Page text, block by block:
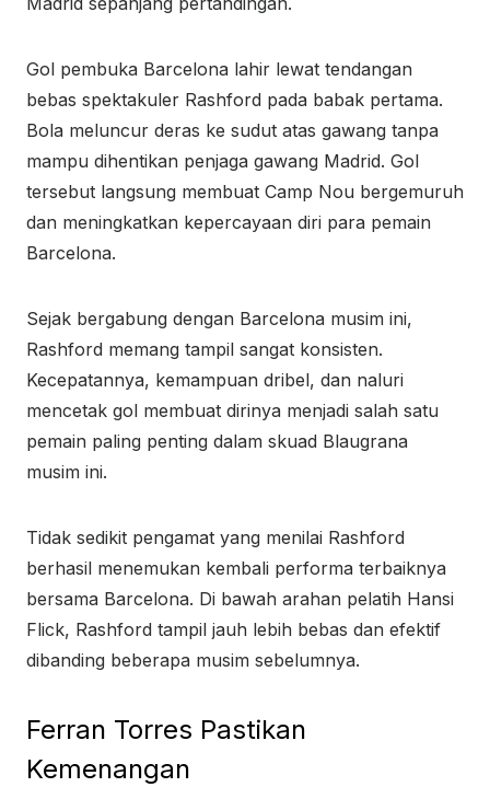
Gol pembuka Barcelona lahir lewat tendangan
bebas spektakuler Rashford pada babak pertama.
Bola meluncur deras ke sudut atas gawang tanpa
mampu dihentikan penjaga gawang Madrid. Gol
tersebut langsung membuat Camp Nou bergemuruh
dan meningkatkan kepercayaan diri para pemain
Barcelona.
Sejak bergabung dengan Barcelona musim ini,
Rashford memang tampil sangat konsisten.
Kecepatannya, kemampuan dribel, dan naluri
mencetak gol membuat dirinya menjadi salah satu
pemain paling penting dalam skuad Blaugrana
musim ini.
Tidak sedikit pengamat yang menilai Rashford
berhasil menemukan kembali performa terbaiknya
bersama Barcelona. Di bawah arahan pelatih Hansi
Flick, Rashford tampil jauh lebih bebas dan efektif
dibanding beberapa musim sebelumnya.
Ferran Torres Pastikan
Kemenangan